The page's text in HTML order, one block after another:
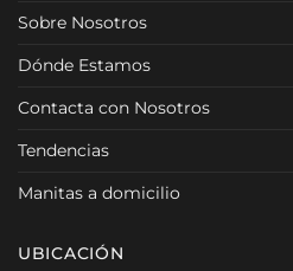
Sobre Nosotros
Dónde Estamos
Contacta con Nosotros
Tendencias
Manitas a domicilio
UBICACIÓN